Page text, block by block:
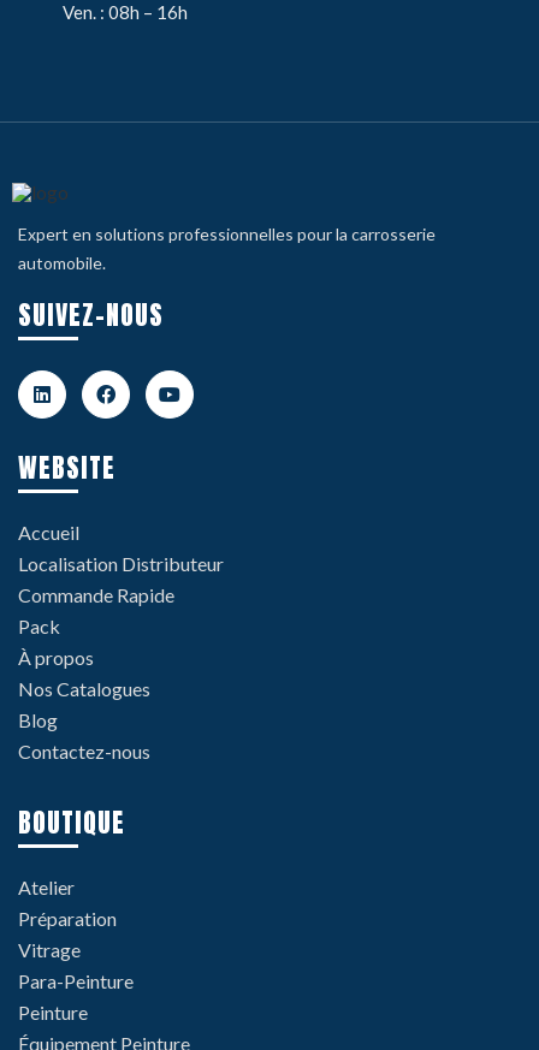
Ven. : 08h – 16h
Expert en solutions professionnelles pour la carrosserie
automobile.
SUIVEZ-NOUS
WEBSITE
Accueil
Localisation Distributeur
Commande Rapide
Pack
À propos
Nos Catalogues
Blog
Contactez-nous
BOUTIQUE
Atelier
Préparation
Vitrage
Para-Peinture
Peinture
Équipement Peinture